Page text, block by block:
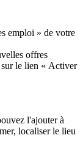
emploi » de votre
offres
le lien « Activer
l'ajouter à
localiser le lieu